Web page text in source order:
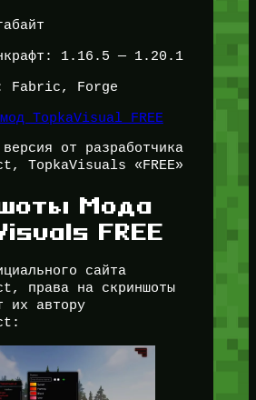
1.16.5 — 1.20.1
Fabric, Forge
TopkaVisual FREE
от разработчика
TopkaVisuals «FREE»
Мода
FREE
сайта
права на скриншоты
их автору